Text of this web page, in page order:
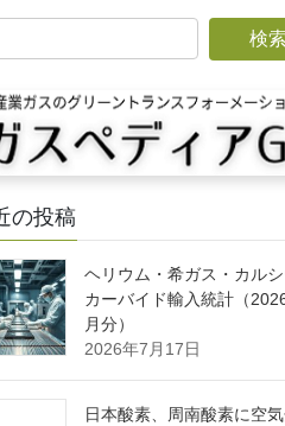
の投稿
ヘリウム・希ガス・カル
カーバイド輸入統計（
月分）
2026年7月17日
日本酸素、周南酸素に空